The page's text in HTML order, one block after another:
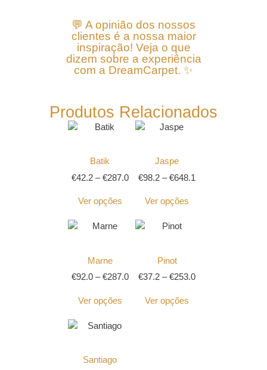
💬 A opinião dos nossos
clientes é a nossa maior
inspiração! Veja o que
dizem sobre a experiência
com a DreamCarpet. ✨
Produtos Relacionados
Batik
€42.2 – €287.0
Ver opções
Jaspe
€98.2 – €648.1
Ver opções
Marne
€92.0 – €287.0
Ver opções
Pinot
€37.2 – €253.0
Ver opções
Santiago